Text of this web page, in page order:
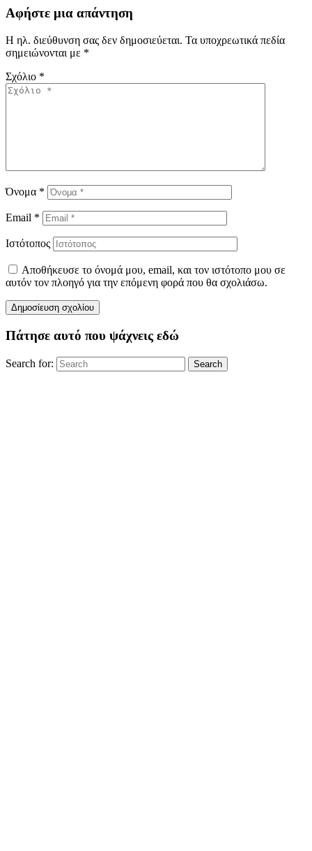
Αφήστε μια απάντηση
Η ηλ. διεύθυνση σας δεν δημοσιεύεται. Τα υποχρεωτικά πεδία
σημειώνονται με *
Σχόλιο *
Όνομα *
Email *
Ιστότοπος
Αποθήκευσε το όνομά μου, email, και τον ιστότοπο μου σε
αυτόν τον πλοηγό για την επόμενη φορά που θα σχολιάσω.
Πάτησε αυτό που ψάχνεις εδώ
Search for: Search